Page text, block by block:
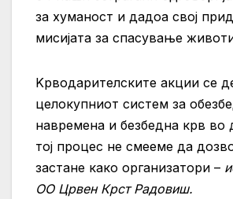
за хуманост и дадоа свој
мисијата за спасување
Kрводарителските акции се
целокупниот систем за
навремена и безбедна крв во
тој процес не смееме да
застане како организатори –
ОО Црвен Крст Радовиш.